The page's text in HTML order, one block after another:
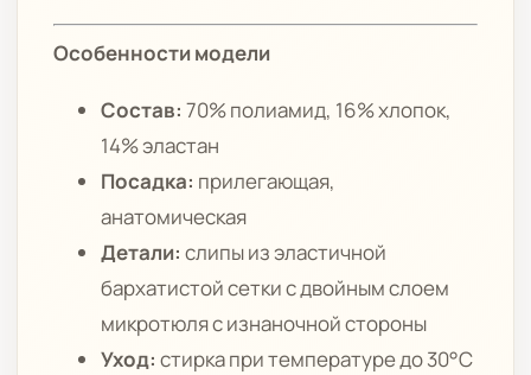
Особенности модели
Состав: 70% полиамид, 16% хлопок,
14% эластан
Посадка: прилегающая,
анатомическая
Детали: слипы из эластичной
бархатистой сетки с двойным слоем
микротюля с изнаночной стороны
Уход: стирка при температуре до 30°C